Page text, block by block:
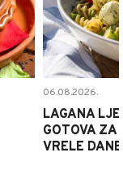
06.08.2026.
LAGANA
GOTOVA ZA
VRELE DANE